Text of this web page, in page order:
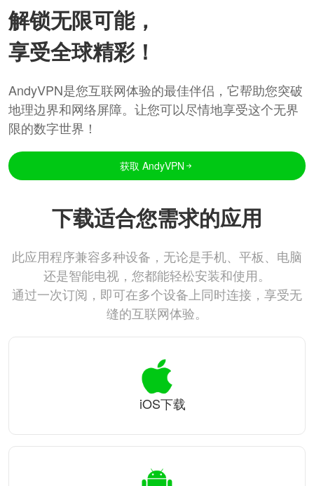
解锁无限可能，
享受全球精彩！
AndyVPN是您互联网体验的最佳伴侣，它帮助您突破
地理边界和网络屏障。让您可以尽情地享受这个无界
限的数字世界！
获取 AndyVPN
下载适合您需求的应用
此应用程序兼容多种设备，无论是手机、平板、电脑
还是智能电视，您都能轻松安装和使用。
通过一次订阅，即可在多个设备上同时连接，享受无
缝的互联网体验。
iOS下载